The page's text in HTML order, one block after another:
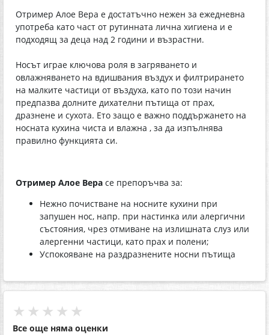
Отример Алое Вера е достатъчно нежен за ежедневна
употреба като част от рутинната лична хигиена и е
подходящ за деца над 2 години и възрастни.
Носът играе ключова роля в загряването и
овлажняването на вдишвания въздух и филтрирането
на малките частици от въздуха, като по този начин
предпазва долните дихателни пътища от прах,
дразнене и сухота. Ето защо е важно поддържането на
носната кухина чиста и влажна , за да изпълнява
правилно функцията си.
Отример Алое Вера се препоръчва за:
Нежно почистване на носните кухини при
запушен нос, напр. при настинка или алергични
състояния, чрез отмиване на излишната слуз или
алергенни частици, като прах и полени;
Успокояване на раздразнените носни пътища
★★★★★
Все още няма оценки